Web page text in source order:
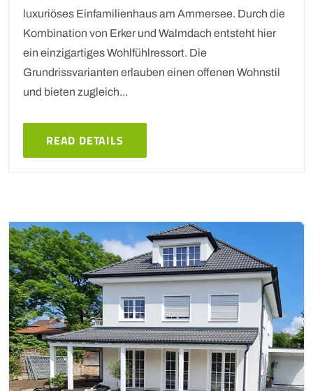
luxuriöses Einfamilienhaus am Ammersee. Durch die
Kombination von Erker und Walmdach entsteht hier
ein einzigartiges Wohlfühlressort. Die
Grundrissvarianten erlauben einen offenen Wohnstil
und bieten zugleich...
READ DETAILS